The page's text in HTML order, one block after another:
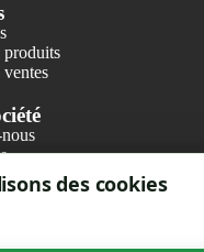
des cookies